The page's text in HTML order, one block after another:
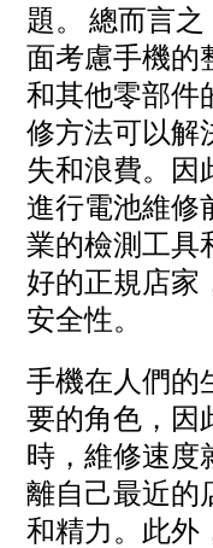
題。
總而言之
面考慮手機的
和其他零部件
修方法可以解
失和浪費。因
進行電池維修
業的檢測工具
好的正規店家
安全性。
手機在人們的
要的角色，因
時，維修速度
離自己最近的
和精力。此外